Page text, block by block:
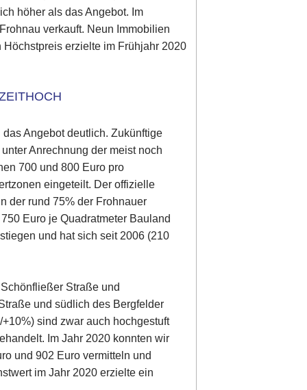
höher als das Angebot. Im
verkauft. Neun Immobilien
erzielte im Frühjahr 2020
Angebot deutlich. Zukünftige
Anrechnung der meist noch
700 und 800 Euro pro
eingeteilt. Der offizielle
der rund 75% der Frohnauer
Euro je Quadratmeter Bauland
und hat sich seit 2006 (210
Straße und
und südlich des Bergfelder
sind zwar auch hochgestuft
Im Jahr 2020 konnten wir
und 902 Euro vermitteln und
im Jahr 2020 erzielte ein